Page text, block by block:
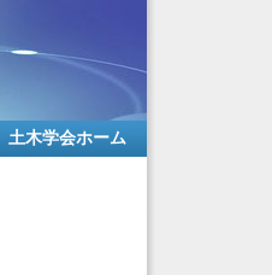
土木学会ホーム